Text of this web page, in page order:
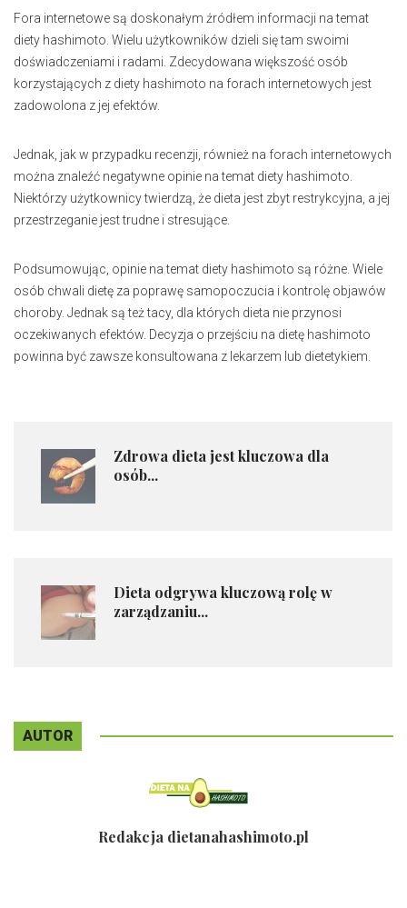
Fora internetowe są doskonałym źródłem informacji na temat
diety hashimoto. Wielu użytkowników dzieli się tam swoimi
doświadczeniami i radami. Zdecydowana większość osób
korzystających z diety hashimoto na forach internetowych jest
zadowolona z jej efektów.
Jednak, jak w przypadku recenzji, również na forach internetowych
można znaleźć negatywne opinie na temat diety hashimoto.
Niektórzy użytkownicy twierdzą, że dieta jest zbyt restrykcyjna, a jej
przestrzeganie jest trudne i stresujące.
Podsumowując, opinie na temat diety hashimoto są różne. Wiele
osób chwali dietę za poprawę samopoczucia i kontrolę objawów
choroby. Jednak są też tacy, dla których dieta nie przynosi
oczekiwanych efektów. Decyzja o przejściu na dietę hashimoto
powinna być zawsze konsultowana z lekarzem lub dietetykiem.
Zdrowa dieta jest kluczowa dla
osób...
Dieta odgrywa kluczową rolę w
zarządzaniu...
AUTOR
Redakcja dietanahashimoto.pl